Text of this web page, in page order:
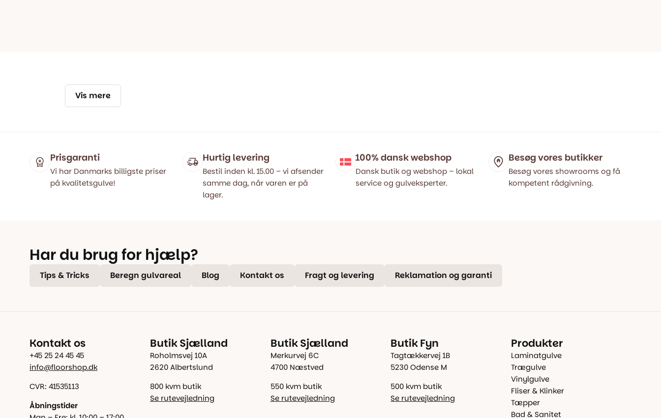
Vis mere
Prisgaranti
Vi har Danmarks billigste priser
på kvalitetsgulve!
Hurtig levering
Bestil inden kl. 15.00 – vi afsender
samme dag, når varen er på
lager.
100% dansk webshop
Dansk butik og webshop – lokal
service og gulveksperter.
Besøg vores butikker
Besøg vores showrooms og få
kompetent rådgivning.
Har du brug for hjælp?
Tips & Tricks Beregn gulvareal Blog Kontakt os Fragt og levering Reklamation og garanti
Kontakt os
+45 25 24 45 45
info@floorshop.dk
CVR: 41535113
Åbningstider
Butik Sjælland
Roholmsvej 10A
2620 Albertslund
800 kvm butik
Se rutevejledning
Butik Sjælland
Merkurvej 6C
4700 Næstved
550 kvm butik
Se rutevejledning
Butik Fyn
Tagtækkervej 1B
5230 Odense M
500 kvm butik
Se rutevejledning
Produkter
Laminatgulve
Trægulve
Vinylgulve
Fliser & Klinker
Tæpper
Bad & Sanitet